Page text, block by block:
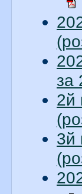
за
2й
3й